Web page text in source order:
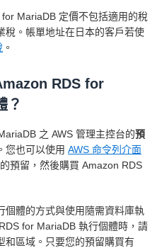
MariaDB 定價不包括適用的稅
稅。帳單地址在日本的客戶若使
。
RDS for
？
之 AWS 管理主控台的預
您也可以使用 AWS 命令列介面
預留，然後購買 Amazon RDS
個體的方式與使用隨需資料庫執
for MariaDB 執行個體時，請
和區域。只要您的預留購買有